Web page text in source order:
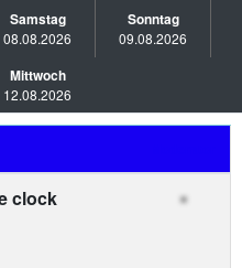
Samstag
08.08.2026
Sonntag
09.08.2026
Mittwoch
12.08.2026
clock